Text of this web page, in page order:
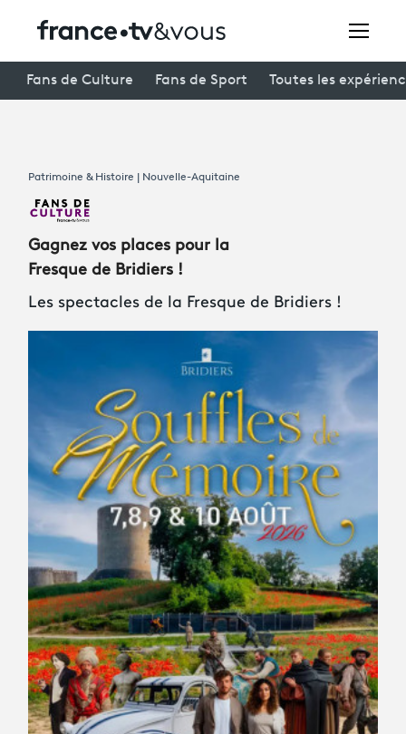
connexion
Avantages fidélité
À la une
Participer et assister à une émission
À votre écoute
Programme
Fans de Culture Fans de Sport Toutes les
Patrimoine & Histoire | Nouvelle-Aquitaine
Gagnez vos places pour la
Fresque de Bridiers !
Les spectacles de la Fresque de Bridiers !